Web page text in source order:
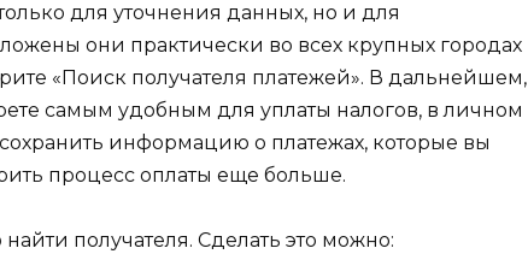
для уточнения данных, но и для
они практически во всех крупных городах
«Поиск получателя платежей». В дальнейшем,
самым удобным для уплаты налогов, в личном
информацию о платежах, которые вы
процесс оплаты еще больше.
получателя. Сделать это можно: